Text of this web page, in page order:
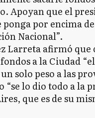
Apoyan que el
ponga por encima
Nacional”.
Larreta afirmó que
a la Ciudad
solo peso a las
“se lo dio todo a la
que es de su